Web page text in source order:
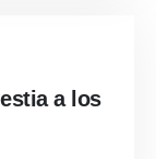
a los